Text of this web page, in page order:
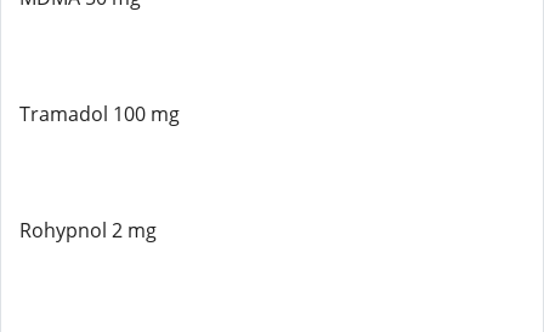
Tramadol 100 mg
Rohypnol 2 mg